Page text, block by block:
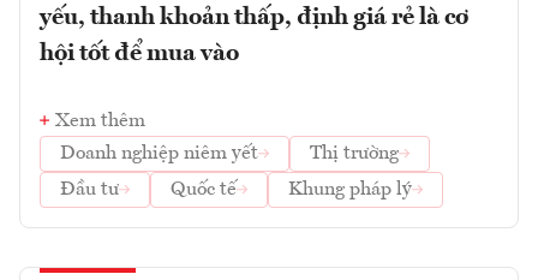
yếu, thanh khoản thấp, định giá rẻ là cơ
hội tốt để mua vào
Xem thêm
Doanh nghiệp niêm yết
Thị trường
Đầu tư
Quốc tế Khung pháp lý